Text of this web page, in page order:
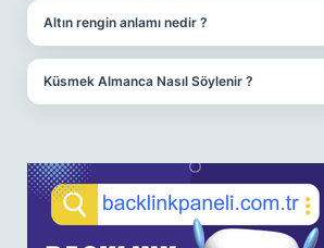
Altın rengin anlamı nedir ?
Küsmek Almanca Nasıl Söylenir ?